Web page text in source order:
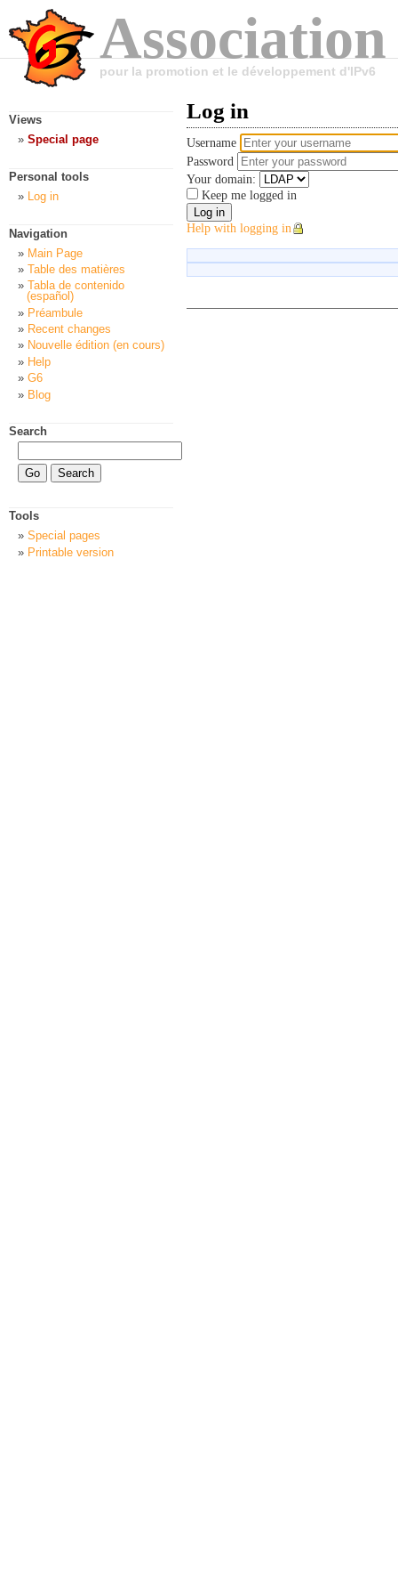
pour la promotion et le développement d'IPv6
Log in
Username
Password
Your domain:
Keep me logged in
Help with logging in
Views
Special page
Personal tools
Log in
Navigation
Main Page
Table des matières
Tabla de contenido
(español)
Préambule
Recent changes
Nouvelle édition (en cours)
Help
G6
Blog
Search
Tools
Special pages
Printable version